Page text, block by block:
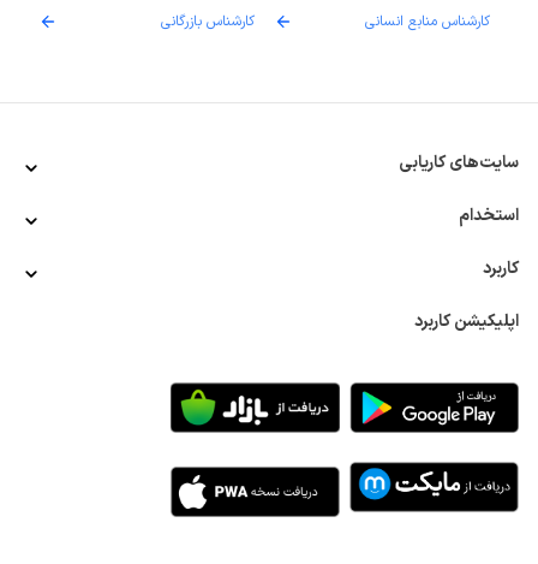
کارشناس منابع انسانی کارشناس بازرگانی
سایت‌های کاریابی
استخدام
کاربرد
اپلیکیشن کاربرد